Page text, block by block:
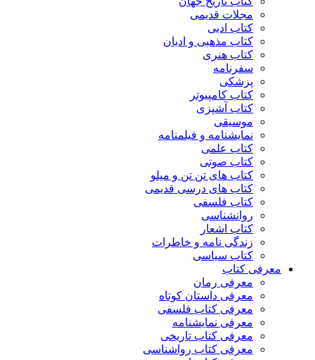
مجلات قدیمی
کتاب ادبی
کتاب مذهبی و ادیان
کتاب هنری
سفرنامه
پزشکی
کتاب کامپیوتر
کتاب آشپزی
موسیقی
نمایشنامه و فیلمنامه
کتاب علمی
کتاب صوتی
کتاب های تن تن و میلو
کتاب های درسی قدیمی
کتاب فلسفی
روانشناسی
کتاب اشعار
زندگی نامه و خاطرات
کتاب سیاسی
معرفی کتاب
معرفی رمان
معرفی داستان کوتاه
معرفی کتاب فلسفی
معرفی نمایشنامه
معرفی کتاب تاریخی
معرفی کتاب رواشناسی